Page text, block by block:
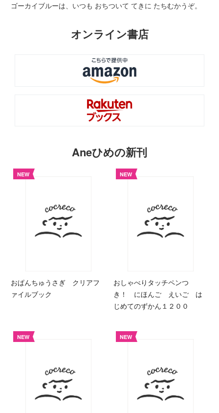
ゴーカイブルーは、いつも おちついて てきに たちむかうぞ。
オンライン書店
Aneひめの新刊
NEW
おぱんちゅうさぎ クリアフ
ァイルブック
NEW
おしゃべりタッチペンつ
き！ にほんご えいご は
じめてのずかん１２００
NEW NEW